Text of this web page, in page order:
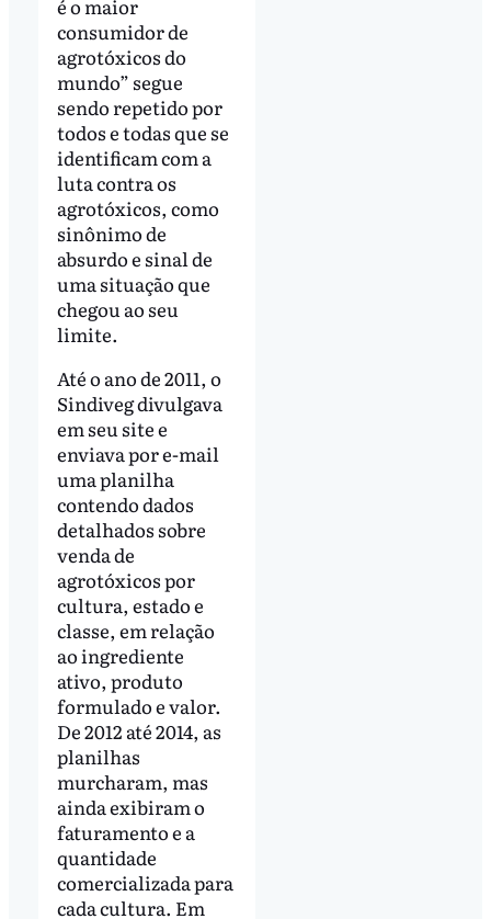
é o maior
consumidor de
agrotóxicos do
mundo” segue
sendo repetido por
todos e todas que se
identificam com a
luta contra os
agrotóxicos, como
sinônimo de
absurdo e sinal de
uma situação que
chegou ao seu
limite.
Até o ano de 2011, o
Sindiveg divulgava
em seu site e
enviava por e-mail
uma planilha
contendo dados
detalhados sobre
venda de
agrotóxicos por
cultura, estado e
classe, em relação
ao ingrediente
ativo, produto
formulado e valor.
De 2012 até 2014, as
planilhas
murcharam, mas
ainda exibiram o
faturamento e a
quantidade
comercializada para
cada cultura. Em